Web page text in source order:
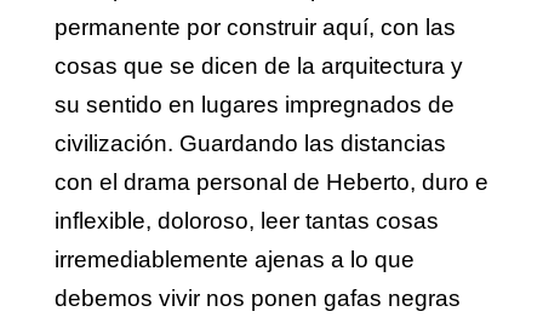
permanente por construir aquí, con las
cosas que se dicen de la arquitectura y
su sentido en lugares impregnados de
civilización. Guardando las distancias
con el drama personal de Heberto, duro e
inflexible, doloroso, leer tantas cosas
irremediablemente ajenas a lo que
debemos vivir nos ponen gafas negras